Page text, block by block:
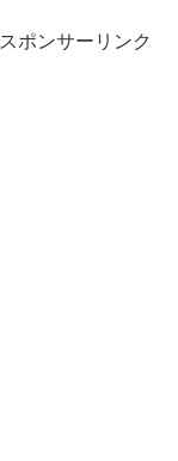
スポンサーリンク